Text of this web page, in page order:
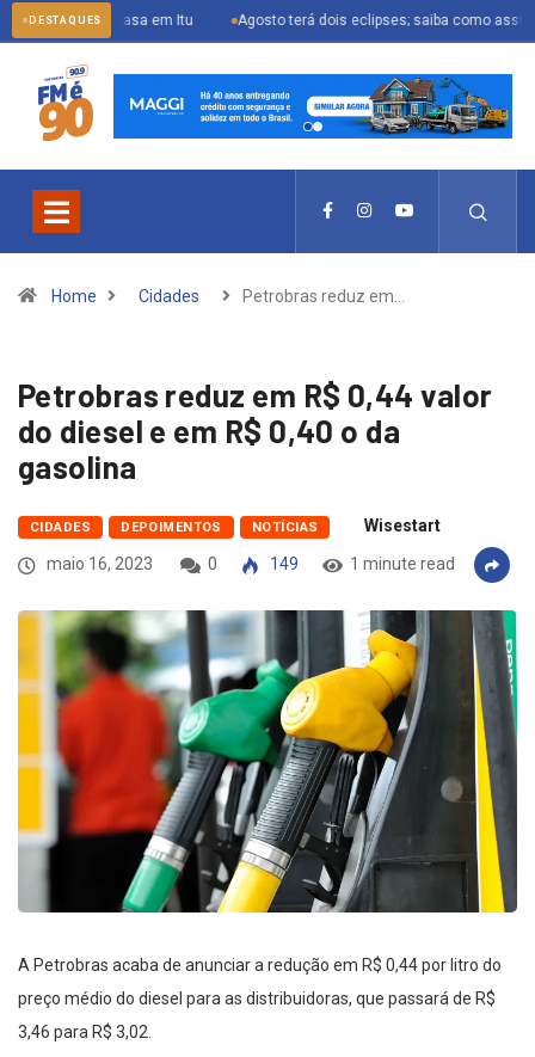
DESTAQUES
casa em Itu Agosto terá dois eclipses; saiba como assistir aos
Home Cidades Petrobras reduz em…
Petrobras reduz em R$ 0,44 valor
do diesel e em R$ 0,40 o da
gasolina
CIDADES DEPOIMENTOS NOTÍCIAS
Wisestart
maio 16, 2023
0 149 1 minute read
A Petrobras acaba de anunciar a redução em R$ 0,44 por litro do
preço médio do diesel para as distribuidoras, que passará de R$
3,46 para R$ 3,02.